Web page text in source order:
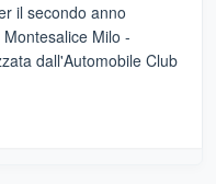
il secondo anno
Milo -
dall'Automobile Club